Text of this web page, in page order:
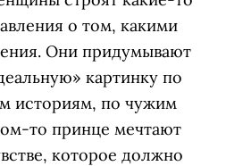
о том, какими
Они придумывают
картинку по
историям, по чужим
то принце мечтают
которое должно